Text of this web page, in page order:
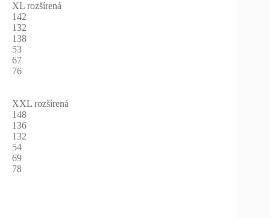
XL rozšírená
142
132
138
53
67
76
XXL rozšírená
148
136
132
54
69
78